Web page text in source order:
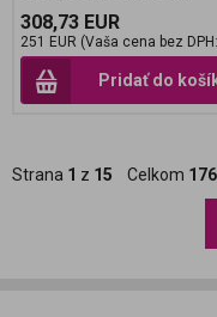
308,73 EUR
251 EUR (Vaša cena bez
Pridať do
Strana 1 z 15 Celkom 176